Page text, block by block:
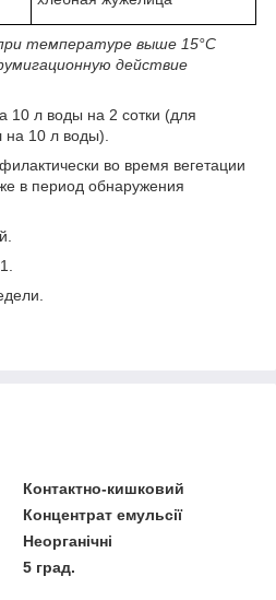
температуре выше 15°С
действие
10 л воды на 2 сотки (для
на 10 л воды).
во время вегетации
в период обнаружения
Контактно-кишковий
Концентрат емульсії
Неорганічні
5 град.